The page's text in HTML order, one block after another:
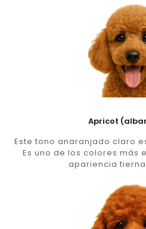
Apricot
Este tono anaranjado claro
Es uno de los colores más
apariencia